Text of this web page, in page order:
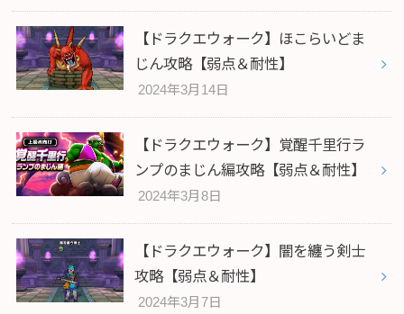
【ドラクエウォーク】ほこらいどま
じん攻略【弱点＆耐性】
2024年3月14日
【ドラクエウォーク】覚醒千里行ラ
ンプのまじん編攻略【弱点＆耐性】
2024年3月8日
【ドラクエウォーク】闇を纏う剣士
攻略【弱点＆耐性】
2024年3月7日